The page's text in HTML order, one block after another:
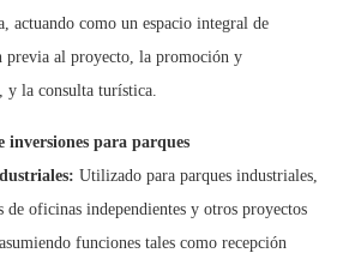
actuando como un espacio integral de
previa al proyecto, la promoción y
y la consulta turística.
inversiones para parques
Utilizado para parques industriales,
oficinas independientes y otros proyectos
funciones tales como recepción